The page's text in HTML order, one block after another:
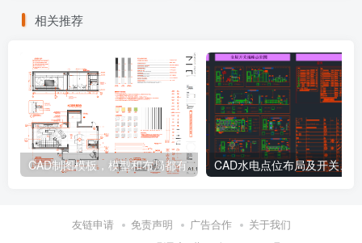
相关推荐
CAD制图模板，模型和布局都有
友链申请 免责声明 广告合作 关于我们